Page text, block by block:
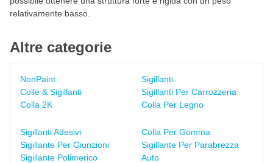
relativamente basso.
Altre categorie
NonPaint
Colle & Sigillanti
Colla 2K
Sigillanti
Sigillanti Per Carrozzeria
Colla Per Legno
Sigillanti Adesivi
Sigillante Per Giunzioni
Sigillante Polimerico
Colla Per Gomma
Sigillante Per Parabrezza
Auto